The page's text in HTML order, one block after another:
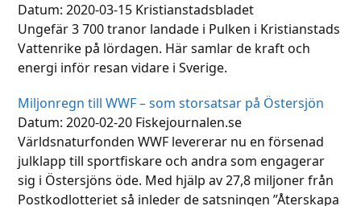
Datum: 2020-03-15 Kristianstadsbladet
Ungefär 3 700 tranor landade i Pulken i Kristianstads
Vattenrike på lördagen. Här samlar de kraft och
energi inför resan vidare i Sverige.
Miljonregn till WWF – som storsatsar på Östersjön
Datum: 2020-02-20 Fiskejournalen.se
Världsnaturfonden WWF levererar nu en försenad
julklapp till sportfiskare och andra som engagerar
sig i Östersjöns öde. Med hjälp av 27,8 miljoner från
Postkodlotteriet så inleder de satsningen ”Återskapa